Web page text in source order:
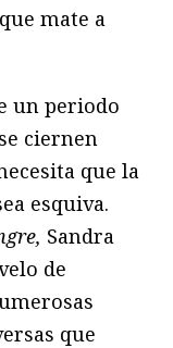
mate a
un periodo
ciernen
que la
esquiva.
Sandra
de
que